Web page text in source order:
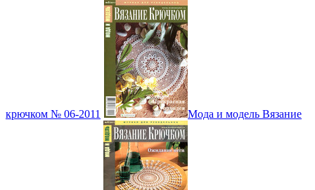
крючком № 06-2011 Мода и модель Вязание